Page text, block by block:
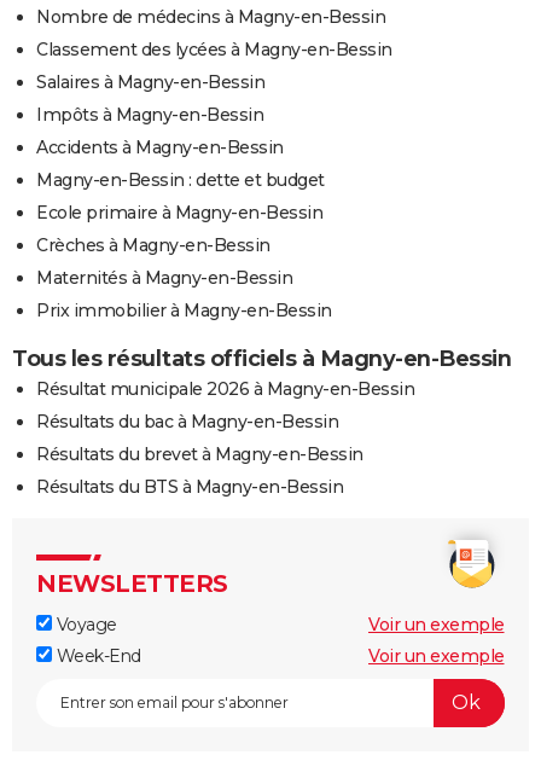
Nombre de médecins à Magny-en-Bessin
Classement des lycées à Magny-en-Bessin
Salaires à Magny-en-Bessin
Impôts à Magny-en-Bessin
Accidents à Magny-en-Bessin
Magny-en-Bessin : dette et budget
Ecole primaire à Magny-en-Bessin
Crèches à Magny-en-Bessin
Maternités à Magny-en-Bessin
Prix immobilier à Magny-en-Bessin
Tous les résultats officiels à Magny-en-Bessin
Résultat municipale 2026 à Magny-en-Bessin
Résultats du bac à Magny-en-Bessin
Résultats du brevet à Magny-en-Bessin
Résultats du BTS à Magny-en-Bessin
NEWSLETTERS
Voyage
Voir un exemple
Week-End
Voir un exemple